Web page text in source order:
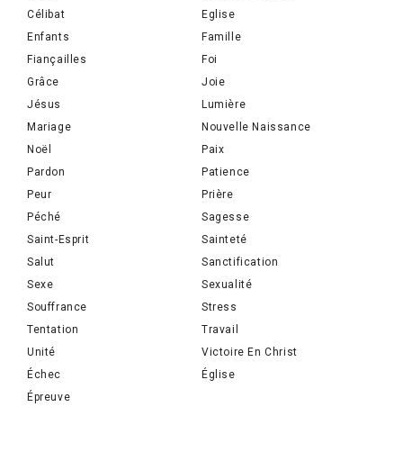
Célibat
Eglise
Enfants
Famille
Fiançailles
Foi
Grâce
Joie
Jésus
Lumière
Mariage
Nouvelle Naissance
Noël
Paix
Pardon
Patience
Peur
Prière
Péché
Sagesse
Saint-Esprit
Sainteté
Salut
Sanctification
Sexe
Sexualité
Souffrance
Stress
Tentation
Travail
Unité
Victoire En Christ
Échec
Église
Épreuve